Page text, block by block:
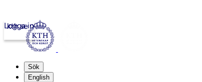
kth.se
Logga in
Sök
English